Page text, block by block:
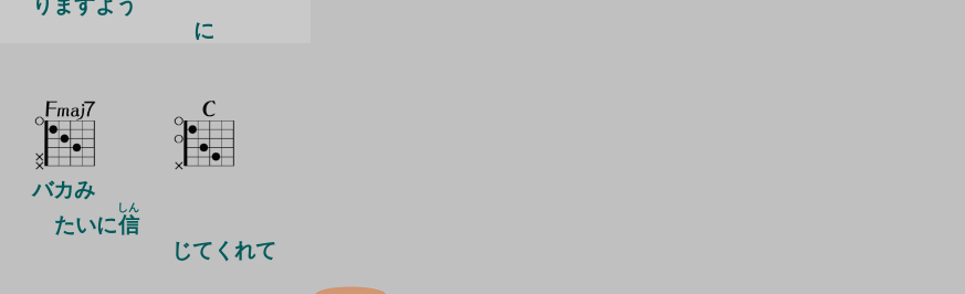
りますよう
に
バカみ
たいに信
しん
じてくれて